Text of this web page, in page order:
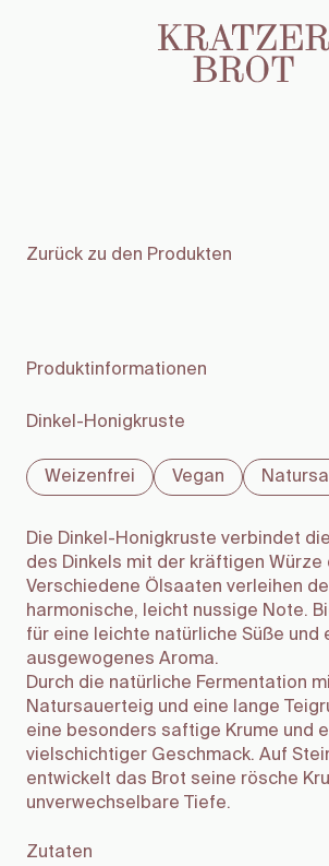
Zurück zu den Produkten
Produktinformationen
Dinkel-Honigkruste
Weizenfrei Vegan
Die Dinkel-Honigkruste verbindet
des Dinkels mit der kräftigen Würze
Verschiedene Ölsaaten verleihen
harmonische, leicht nussige Note.
für eine leichte natürliche Süße und
ausgewogenes Aroma.
Durch die natürliche Fermentation
Natursauerteig und eine lange
eine besonders saftige Krume und
vielschichtiger Geschmack. Auf
entwickelt das Brot seine rösche
unverwechselbare Tiefe.
Zutaten